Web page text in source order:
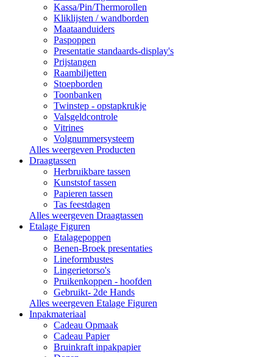
Kassa/Pin/Thermorollen
Kliklijsten / wandborden
Maataanduiders
Paspoppen
Presentatie standaards-display's
Prijstangen
Raambiljetten
Stoepborden
Toonbanken
Twinstep - opstapkrukje
Valsgeldcontrole
Vitrines
Volgnummersysteem
Alles weergeven Producten
Draagtassen
Herbruikbare tassen
Kunststof tassen
Papieren tassen
Tas feestdagen
Alles weergeven Draagtassen
Etalage Figuren
Etalagepoppen
Benen-Broek presentaties
Lineformbustes
Lingerietorso's
Pruikenkoppen - hoofden
Gebruikt- 2de Hands
Alles weergeven Etalage Figuren
Inpakmateriaal
Cadeau Opmaak
Cadeau Papier
Bruinkraft inpakpapier